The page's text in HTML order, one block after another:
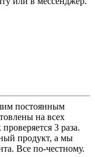
постоянным
на всех
3 раза.
продукт, а мы
Все по-честному.